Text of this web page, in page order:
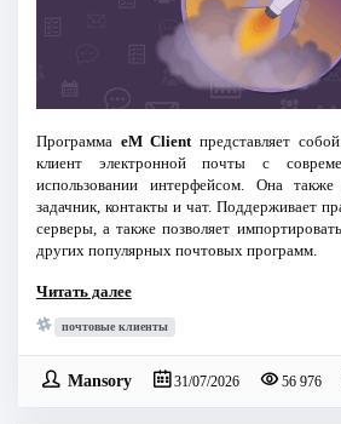
Программа eM Client представляет
клиент электронной почты с
использовании интерфейсом. Она также
задачник, контакты и чат. Поддерживает
серверы, а также позволяет
других популярных почтовых программ.
Читать далее
почтовые клиенты
Mansory 31/07/2026 56 976